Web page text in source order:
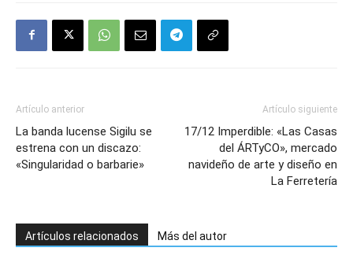
Artículo anterior
La banda lucense Sigilu se
estrena con un discazo:
«Singularidad o barbarie»
Artículo siguiente
17/12 Imperdible: «Las Casas
del ÁRTyCO», mercado
navideño de arte y diseño en
La Ferretería
Artículos relacionados Más del autor